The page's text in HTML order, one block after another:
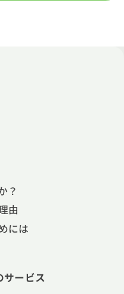
？
由
には
ービス